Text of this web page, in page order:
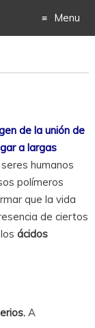
Menu
de la unión de
a largas
humanos
polímeros
que la vida
de ciertos
ácidos
A